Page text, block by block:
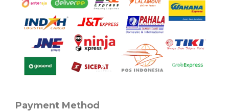
Payment Method